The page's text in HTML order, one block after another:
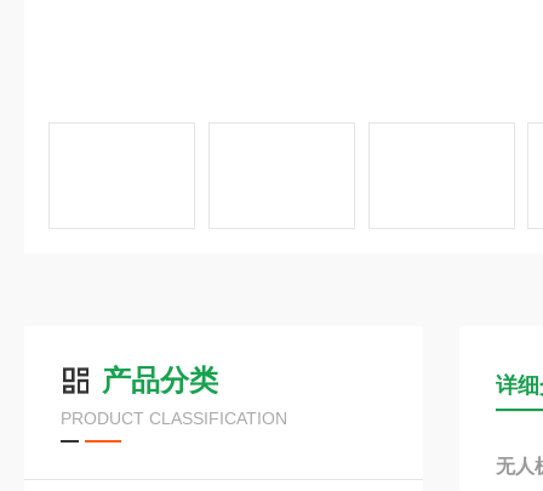
产品分类
PRODUCT CLASSIFICATION
详
无人